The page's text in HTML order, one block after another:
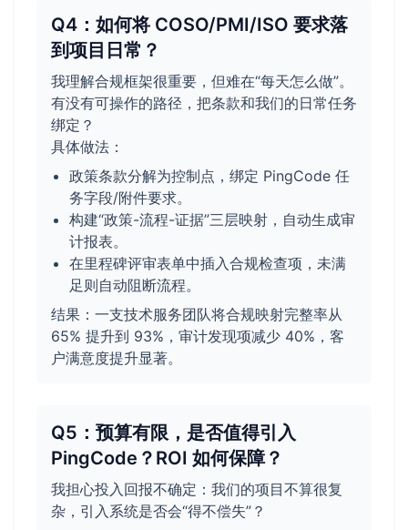
Q4：如何将 COSO/PMI/ISO 要求落
到项目日常？
我理解合规框架很重要，但难在“每天怎么做”。
有没有可操作的路径，把条款和我们的日常任务
绑定？
具体做法：
政策条款分解为控制点，绑定 PingCode 任
务字段/附件要求。
构建“政策-流程-证据”三层映射，自动生成审
计报表。
在里程碑评审表单中插入合规检查项，未满
足则自动阻断流程。
结果：一支技术服务团队将合规映射完整率从
65% 提升到 93%，审计发现项减少 40%，客
户满意度提升显著。
Q5：预算有限，是否值得引入
PingCode？ROI 如何保障？
我担心投入回报不确定：我们的项目不算很复
杂，引入系统是否会“得不偿失”？